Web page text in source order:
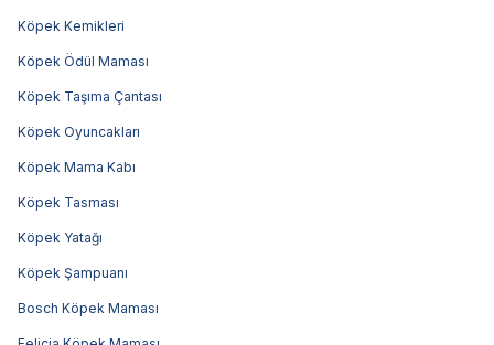
Köpek Kemikleri
Köpek Ödül Maması
Köpek Taşıma Çantası
Köpek Oyuncakları
Köpek Mama Kabı
Köpek Tasması
Köpek Yatağı
Köpek Şampuanı
Bosch Köpek Maması